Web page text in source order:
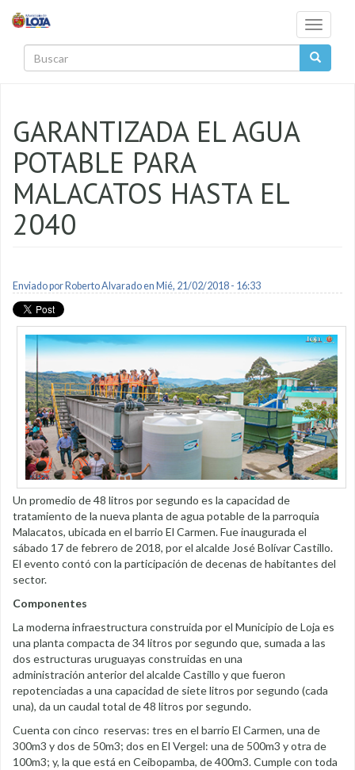
Toggle
GARANTIZADA EL AGUA
POTABLE PARA
MALACATOS HASTA EL
2040
Enviado por Roberto Alvaradoen Mié, 21/02/2018 - 16:33
Un promedio de 48 litros por segundo es la capacidad de
tratamiento de la nueva planta de agua potable de la parroquia
Malacatos, ubicada en el barrio El Carmen. Fue inaugurada el
sábado 17 de febrero de 2018, por el alcalde José Bolívar Castillo.
El evento contó con la participación de decenas de habitantes del
sector.
Componentes
La moderna infraestructura construida por el Municipio de Loja es
una planta compacta de 34 litros por segundo que, sumada a las
dos estructuras uruguayas construidas en una
administración anterior del alcalde Castillo y que fueron
repotenciadas a una capacidad de siete litros por segundo (cada
una), da un caudal total de 48 litros por segundo.
Cuenta con cinco reservas: tres en el barrio El Carmen, una de
300m3 y dos de 50m3; dos en El Vergel: una de 500m3 y otra de
100m3; y, la que está en Ceibopamba, de 400m3. Cumple con toda